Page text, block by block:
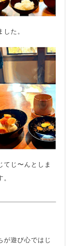
た。
てじ〜んとしま
が遊び心ではじ